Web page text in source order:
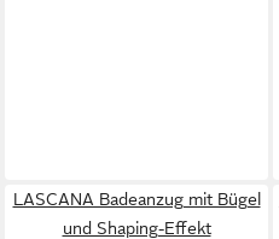
LASCANA Badeanzug mit Bügel
und Shaping-Effekt